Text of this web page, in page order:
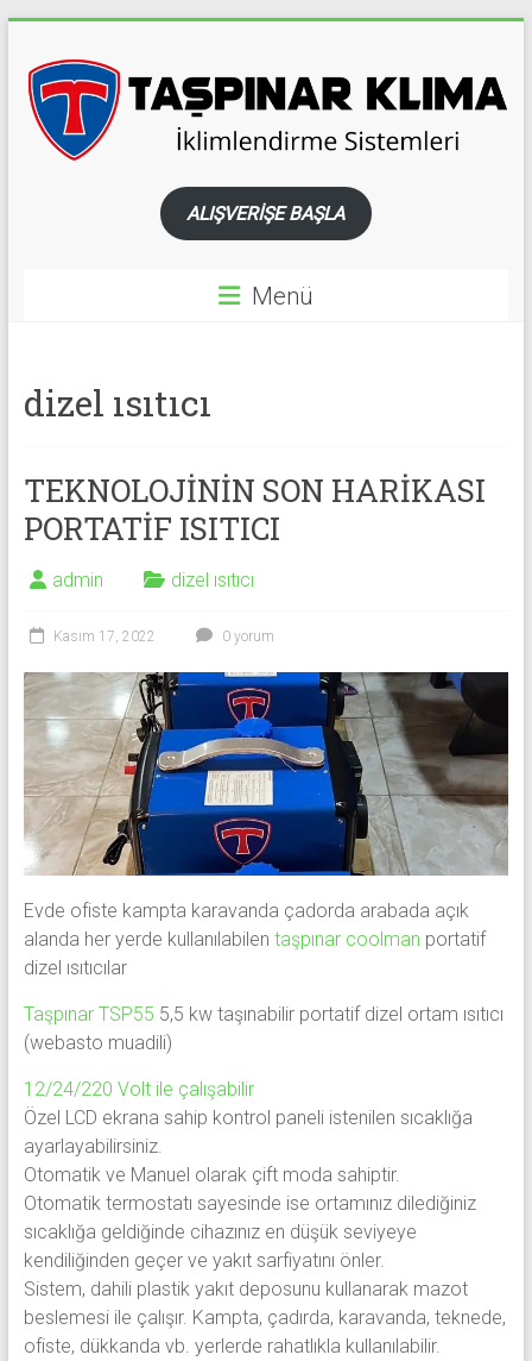
content
TAŞPINAR
WEBASTO
SİSTEMLERİ
VE
YENİLENEBİLİR
ENERJİ
ALIŞVERİŞE BAŞLA
Menü
dizel ısıtıcı
TEKNOLOJİNİN SON HARİKASI
PORTATİF ISITICI
admin dizel ısıtıcı
Kasım 17, 2022 0 yorum
Evde ofiste kampta karavanda çadorda arabada açık
alanda her yerde kullanılabilen taşpınar coolman portatif
dizel ısıtıcılar
Taşpınar TSP55 5,5 kw taşınabilir portatif dizel ortam ısıtıcı
(webasto muadili)
12/24/220 Volt ile çalışabilir
Özel LCD ekrana sahip kontrol paneli istenilen sıcaklığa
ayarlayabilirsiniz.
Otomatik ve Manuel olarak çift moda sahiptir.
Otomatik termostatı sayesinde ise ortamınız dilediğiniz
sıcaklığa geldiğinde cihazınız en düşük seviyeye
kendiliğinden geçer ve yakıt sarfiyatını önler.
Sistem, dahili plastik yakıt deposunu kullanarak mazot
beslemesi ile çalışır. Kampta, çadırda, karavanda, teknede,
ofiste, dükkanda vb. yerlerde rahatlıkla kullanılabilir.